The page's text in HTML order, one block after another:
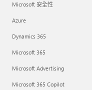
Microsoft 安全性
Azure
Dynamics 365
Microsoft 365
Microsoft Advertising
Microsoft 365 Copilot